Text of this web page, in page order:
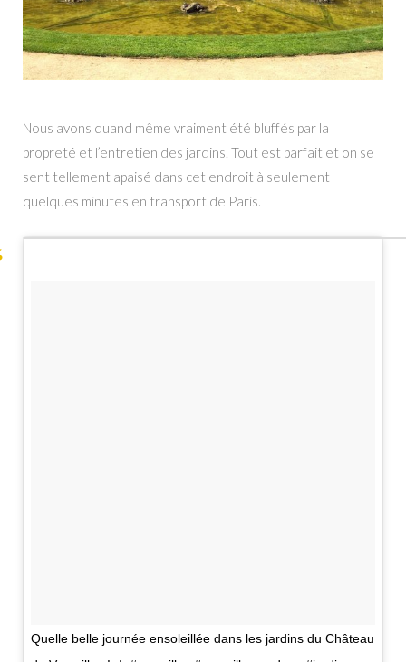
Nous avons quand même vraiment été bluffés par la
propreté et l’entretien des jardins. Tout est parfait et on se
sent tellement apaisé dans cet endroit à seulement
quelques minutes en transport de Paris.
Quelle belle journée ensoleillée dans les jardins du Château